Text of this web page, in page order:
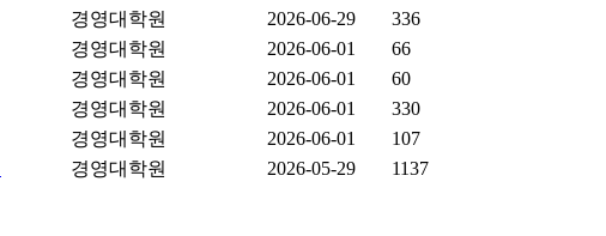
경영대학원 2026-06-29
336
경영대학원 2026-06-01
66
경영대학원 2026-06-01
60
경영대학원 2026-06-01
330
경영대학원 2026-06-01
107
경영대학원 2026-05-29
1137